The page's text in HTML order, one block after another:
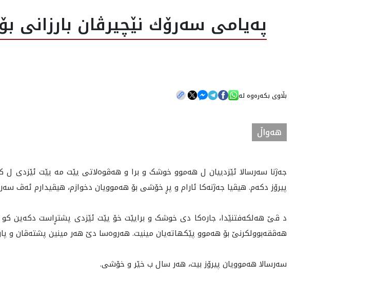
پەیامی سه‌رۆك نێچیرڤان بارزانی
بڵاوی بکەرەوە لە
هه‌واڵ
جه‌ژنا سەرسالا ئێزدییان ل هەموو خوشک و برا و هەڤوەلاتی یێت مە یێت ئێزدی
پیرۆز دکەم. هیڤیا جەژنەکا ئارام و پڕ خۆشی بۆ هەموویان دخوازم، هیڤیدارم ئەڤ
د ڤێ هەلکەفتنێدا، جارەکا دی خوشک و برایێت خۆ یێت ئێزدی پشتڕاست دکەین کو
هەڤقەبوولکرنێ بۆ هەموو پێکهاتەیان مینیت. هه‌روه‌سا دێ هه‌ر مينين پشته‌ڤان و
سەرسالا هەموویان پیرۆز بیت، هەر سال ب خێر و خۆشی.